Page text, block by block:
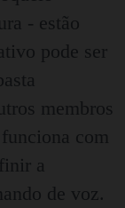
- estão
pode ser
membros
com
a
de voz.